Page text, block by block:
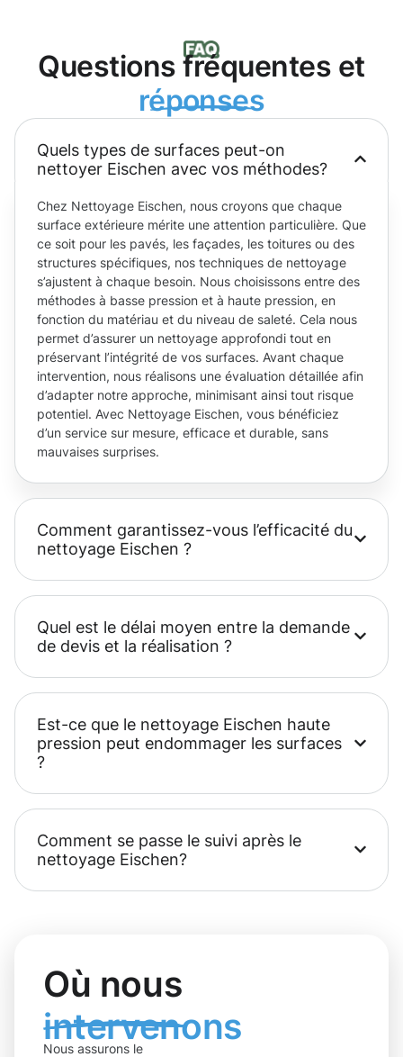
Questions fréquentes et
réponses
Quels types de surfaces peut-on
nettoyer Eischen avec vos méthodes?
Chez Nettoyage Eischen, nous croyons que chaque
surface extérieure mérite une attention particulière. Que
ce soit pour les pavés, les façades, les toitures ou des
structures spécifiques, nos techniques de nettoyage
s’ajustent à chaque besoin. Nous choisissons entre des
méthodes à basse pression et à haute pression, en
fonction du matériau et du niveau de saleté. Cela nous
permet d’assurer un nettoyage approfondi tout en
préservant l’intégrité de vos surfaces. Avant chaque
intervention, nous réalisons une évaluation détaillée afin
d’adapter notre approche, minimisant ainsi tout risque
potentiel. Avec Nettoyage Eischen, vous bénéficiez
d’un service sur mesure, efficace et durable, sans
mauvaises surprises.
Comment garantissez-vous l’efficacité du
nettoyage Eischen ?
Quel est le délai moyen entre la demande
de devis et la réalisation ?
Est-ce que le nettoyage Eischen haute
pression peut endommager les surfaces
?
Comment se passe le suivi après le
nettoyage Eischen?
Où nous
intervenons
Nous assurons le